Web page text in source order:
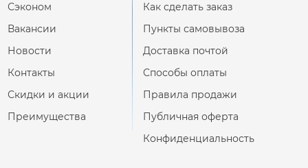
Сэконом
Вакансии
Новости
Контакты
Скидки и акции
Преимущества
Как сделать заказ
Пункты самовывоза
Доставка почтой
Способы оплаты
Правила продажи
Публичная оферта
Конфиденциальность